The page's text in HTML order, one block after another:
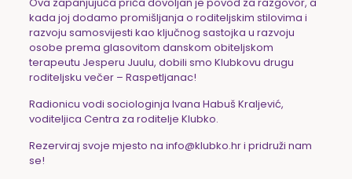
kada joj dodamo promišljanja o roditeljskim stilovima i
razvoju samosvijesti kao ključnog sastojka u razvoju
osobe prema glasovitom danskom obiteljskom
terapeutu Jesperu Juulu, dobili smo Klubkovu drugu
roditeljsku večer – Raspetljanac!
Radionicu vodi sociologinja Ivana Habuš Kraljević,
voditeljica Centra za roditelje Klubko.
Rezerviraj svoje mjesto na info@klubko.hr i pridruži nam
se!